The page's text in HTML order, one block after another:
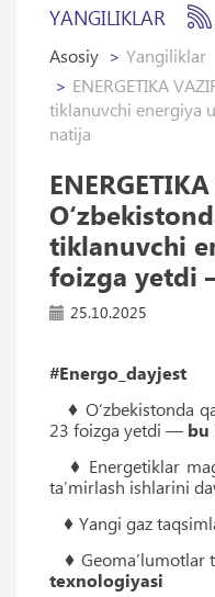
YANGILIKLAR
Asosiy
Yangiliklar
ENERGETIKA
tiklanuvchi energiya
natija
tiklanuvchi
foizga yetdi
25.10.2025
#Energo_dayjest
♦ O‘zbekistonda
23 foizga yetdi — bu
♦ Energetiklar
ta’mirlash ishlarini
♦ Yangi gaz
♦ Geoma’lumotlar
texnologiyasi